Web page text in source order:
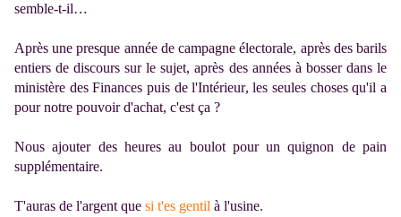
semble-t-il…
Après une presque année de campagne électorale, après des barils
entiers de discours sur le sujet, après des années à bosser dans le
ministère des Finances puis de l'Intérieur, les seules choses qu'il a
pour notre pouvoir d'achat, c'est ça ?
Nous ajouter des heures au boulot pour un quignon de pain
supplémentaire.
T'auras de l'argent que si t'es gentil à l'usine.